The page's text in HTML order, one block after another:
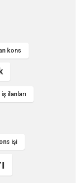
kons
iş ilanları
işi